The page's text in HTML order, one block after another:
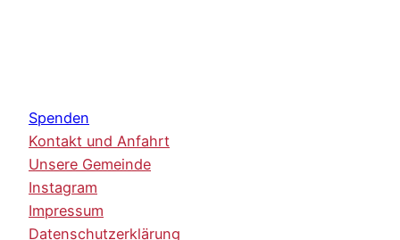
Spenden
Kontakt und Anfahrt
Unsere Gemeinde
Instagram
Impressum
Datenschutzerklärung